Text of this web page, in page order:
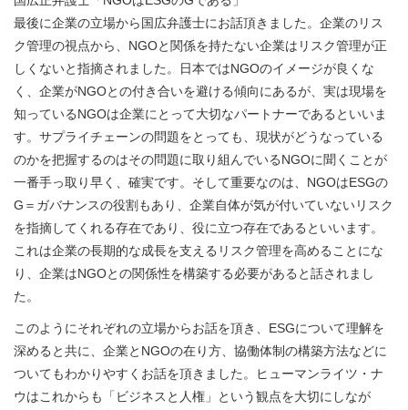
最後に企業の立場から国広弁護士にお話頂きました。企業のリス
ク管理の視点から、NGOと関係を持たない企業はリスク管理が正
しくないと指摘されました。日本ではNGOのイメージが良くな
く、企業がNGOとの付き合いを避ける傾向にあるが、実は現場を
知っているNGOは企業にとって大切なパートナーであるといいま
す。サプライチェーンの問題をとっても、現状がどうなっている
のかを把握するのはその問題に取り組んでいるNGOに聞くことが
一番手っ取り早く、確実です。そして重要なのは、NGOはESGの
G＝ガバナンスの役割もあり、企業自体が気が付いていないリスク
を指摘してくれる存在であり、役に立つ存在であるといいます。
これは企業の長期的な成長を支えるリスク管理を高めることにな
り、企業はNGOとの関係性を構築する必要があると話されまし
た。
このようにそれぞれの立場からお話を頂き、ESGについて理解を
深めると共に、企業とNGOの在り方、協働体制の構築方法などに
ついてもわかりやすくお話を頂きました。ヒューマンライツ・ナ
ウはこれからも「ビジネスと人権」という観点を大切にしなが